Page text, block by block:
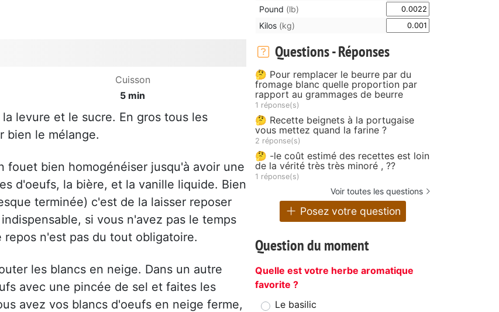
Cuisson
5 min
levure et le sucre. En gros tous les
bien le mélange.
fouet bien homogénéiser jusqu'à avoir une
d'oeufs, la bière, et la vanille liquide. Bien
terminée) c'est de la laisser reposer
si vous n'avez pas le temps
n'est pas du tout obligatoire.
les blancs en neige. Dans un autre
avec une pincée de sel et faites les
avez vos blancs d'oeufs en neige ferme,
Pound (lb)
Kilos (kg)
Questions - Réponses
🤔 Pour remplacer le beurre par du
fromage blanc quelle proportion par
rapport au grammages de beurre
1 réponse(s)
🤔 Recette beignets à la portugaise
vous mettez quand la farine ?
2 réponse(s)
🤔 -le coût estimé des recettes est loin
de la vérité très très minoré , ??
1 réponse(s)
Voir toutes les questions
Posez votre question
Question du moment
Quelle est votre herbe aromatique
favorite ?
Le basilic